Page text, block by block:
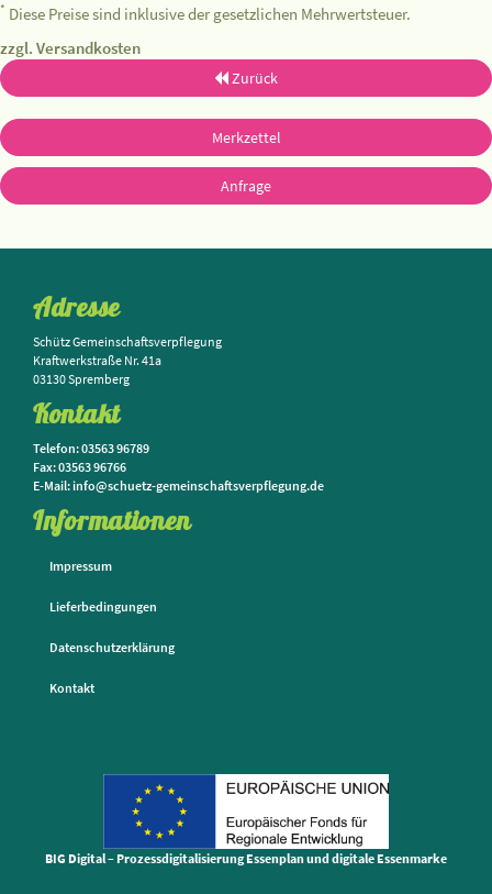
* Diese Preise sind inklusive der gesetzlichen Mehrwertsteuer.
zzgl. Versandkosten
Zurück
Merkzettel
Anfrage
Adresse
Schütz Gemeinschaftsverpflegung
Kraftwerkstraße Nr. 41a
03130 Spremberg
Kontakt
Telefon: 03563 96789
Fax: 03563 96766
E-Mail: info@schuetz-gemeinschaftsverpflegung.de
Informationen
Impressum
Lieferbedingungen
Datenschutzerklärung
Kontakt
BIG Digital – Prozessdigitalisierung Essenplan und digitale Essenmarke